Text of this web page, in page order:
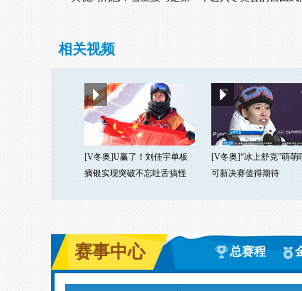
相关视频
[V冬奥]U赢了！刘佳宇单板
摘银实现突破不忘吐舌搞怪
[V冬奥]“冰上舒克”萌萌
可新决赛值得期待
赛事中心 总赛程